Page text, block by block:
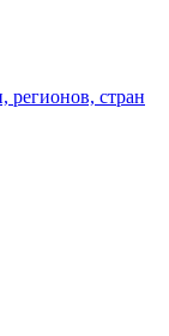
регионов, стран